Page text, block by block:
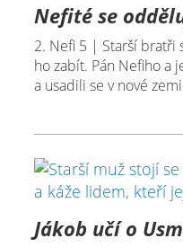
Nefité se
2. Nefi 5 | Starší bratři
ho zabít. Pán Nefiho a
a usadili se v nové
Jákob učí o